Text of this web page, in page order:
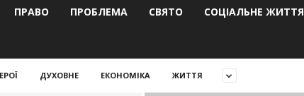
ПРАВО ПРОБЛЕМА СВЯТО СОЦІАЛЬНЕ ЖИТТЯ
ДУХОВНЕ ЕКОНОМІКА ЖИТТЯ